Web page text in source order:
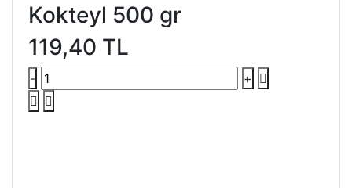
Kokteyl 500 gr
119,40 TL
- +